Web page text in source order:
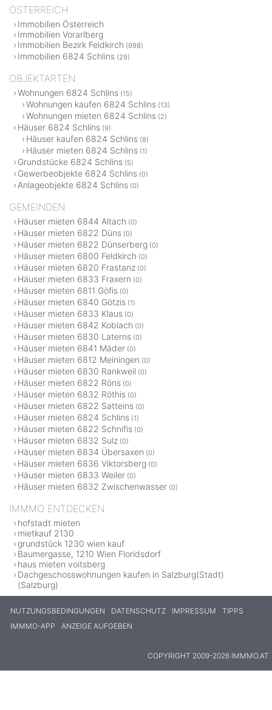
ÖSTERREICH
Immobilien Österreich
Immobilien Vorarlberg
Immobilien Bezirk Feldkirch (998)
Immobilien 6824 Schlins (29)
OBJEKTARTEN
Wohnungen 6824 Schlins (15)
Wohnungen kaufen 6824 Schlins (13)
Wohnungen mieten 6824 Schlins (2)
Häuser 6824 Schlins (9)
Häuser kaufen 6824 Schlins (8)
Häuser mieten 6824 Schlins (1)
Grundstücke 6824 Schlins (5)
Gewerbeobjekte 6824 Schlins (0)
Anlageobjekte 6824 Schlins (0)
GEMEINDEN
Häuser mieten 6844 Altach (0)
Häuser mieten 6822 Düns (0)
Häuser mieten 6822 Dünserberg (0)
Häuser mieten 6800 Feldkirch (0)
Häuser mieten 6820 Frastanz (0)
Häuser mieten 6833 Fraxern (0)
Häuser mieten 6811 Göfis (0)
Häuser mieten 6840 Götzis (1)
Häuser mieten 6833 Klaus (0)
Häuser mieten 6842 Koblach (0)
Häuser mieten 6830 Laterns (0)
Häuser mieten 6841 Mäder (0)
Häuser mieten 6812 Meiningen (0)
Häuser mieten 6830 Rankweil (0)
Häuser mieten 6822 Röns (0)
Häuser mieten 6832 Röthis (0)
Häuser mieten 6822 Satteins (0)
Häuser mieten 6824 Schlins (1)
Häuser mieten 6822 Schnifis (0)
Häuser mieten 6832 Sulz (0)
Häuser mieten 6834 Übersaxen (0)
Häuser mieten 6836 Viktorsberg (0)
Häuser mieten 6833 Weiler (0)
Häuser mieten 6832 Zwischenwasser (0)
IMMMO ENTDECKEN
hofstadt mieten
mietkauf 2130
grundstück 1230 wien kauf
Baumergasse, 1210 Wien Floridsdorf
haus mieten voitsberg
Dachgeschosswohnungen kaufen in Salzburg(Stadt)
(Salzburg)
NUTZUNGSBEDINGUNGEN DATENSCHUTZ IMPRESSUM
TIPPS
IMMMO-APP
ANZEIGE AUFGEBEN
COPYRIGHT 2009-2026 IMMMO.AT